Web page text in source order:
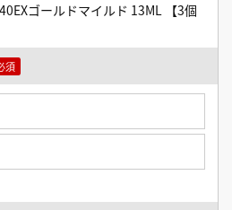
ゴールドマイルド 13ML 【3個